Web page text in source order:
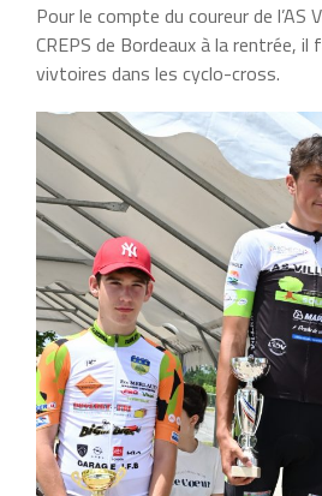
Pour le compte du coureur de l’AS
CREPS de Bordeaux à la rentrée,
vivtoires dans les cyclo-cross.